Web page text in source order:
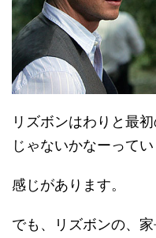
リズボンはわりと最
じゃないかなーってい
感じがあります。
でも、リズボンの、